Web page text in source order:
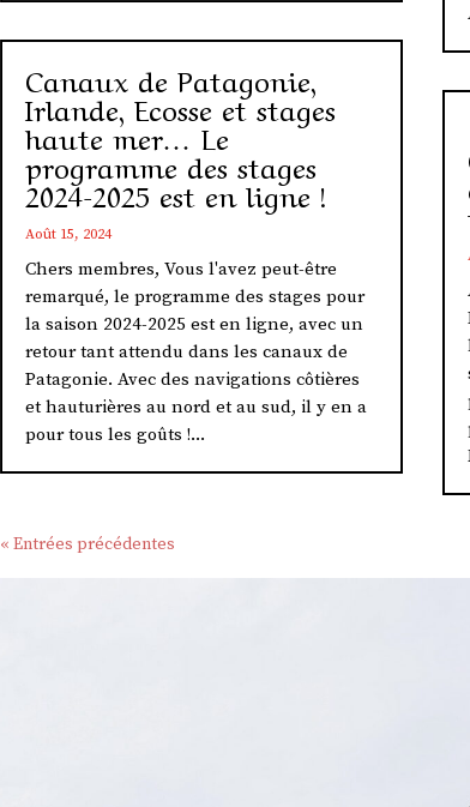
Canaux de Patagonie,
Irlande, Ecosse et stages
haute mer… Le
programme des stages
2024-2025 est en ligne !
Août 15, 2024
Chers membres, Vous l'avez peut-être
remarqué, le programme des stages pour
la saison 2024-2025 est en ligne, avec un
retour tant attendu dans les canaux de
Patagonie. Avec des navigations côtières
et hauturières au nord et au sud, il y en a
pour tous les goûts !...
« Entrées précédentes